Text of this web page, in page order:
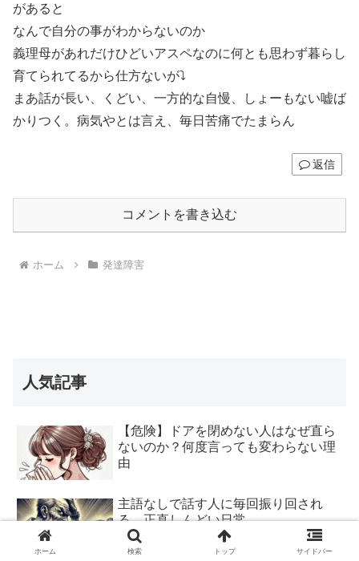
があると
なんで自分の事がわからないのか
義理母があれだけひどいアスペなのに何とも思わず暮らし
育てられてるから仕方ないが⤵︎
まあ話が長い、くどい、一方的な自慢、しょーもない嘘ば
かりつく。病気やとは言え、毎日苦痛でたまらん
返信
コメントを書き込む
ホーム 発達障害
人気記事
【危険】ドアを閉めない人はなぜ直ら
ないのか？何度言っても変わらない理
由
主語なしで話す人に毎回振り回され
る…正直しんどい日常
ホーム 検索 トップ サイドバー